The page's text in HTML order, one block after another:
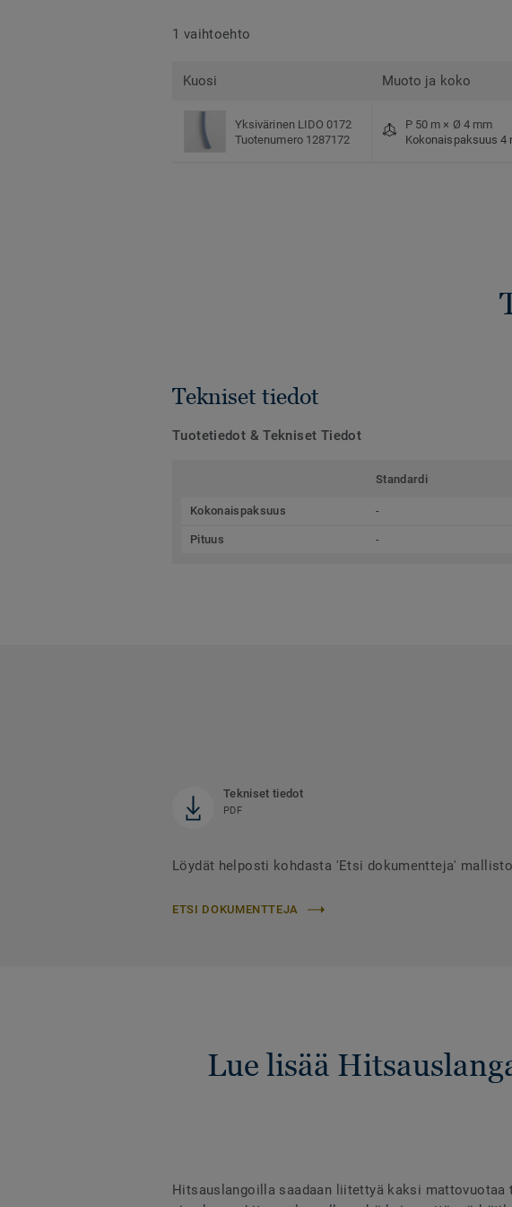
1 vaihtoehto
Kuosi Muoto ja koko
Yksivärinen LIDO 0172
Tuotenumero 1287172
P 50 m × Ø 4 mm
Kokonaispaksuus 4
Tekniset tiedot
Tuotetiedot & Tekniset Tiedot
Standardi
Kokonaispaksuus -
Pituus -
Tekniset tiedot
PDF
Löydät helposti kohdasta 'Etsi dokumentteja'
ETSI DOKUMENTTEJA
Lue lisää
Hitsauslangoilla saadaan liitettyä kaksi